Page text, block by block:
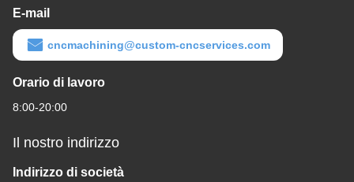
E-mail
cncmachining@custom-cncservices.com
Orario di lavoro
8:00-20:00
Il nostro indirizzo
Indirizzo di società